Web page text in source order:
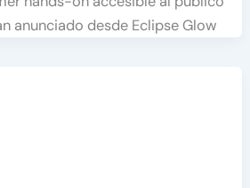
anunciado desde Eclipse Glow